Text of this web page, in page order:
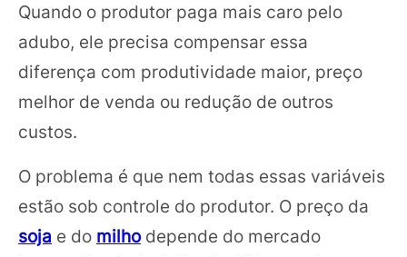
Quando o produtor paga mais caro pelo
adubo, ele precisa compensar essa
diferença com produtividade maior, preço
melhor de venda ou redução de outros
custos.
O problema é que nem todas essas variáveis
estão sob controle do produtor. O preço da
soja e do milhodepende do mercado